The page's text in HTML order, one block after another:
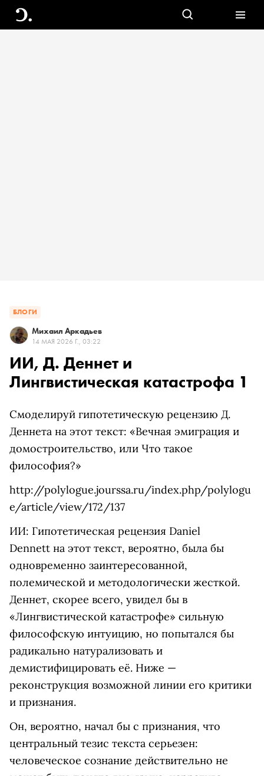
БЛОГИ
Михаил Аркадьев
14 МАЯ 2026 Г., 03:22
ИИ, Д. Деннет и
Лингвистическая катастрофа 1
Смоделируй гипотетическую рецензию Д.
Деннета на этот текст: «Вечная эмиграция и
домостроительство, или Что такое
философия?»
http://polylogue.jourssa.ru/index.php/polylogu
e/article/view/172/137
ИИ: Гипотетическая рецензия Daniel
Dennett на этот текст, вероятно, была бы
одновременно заинтересованной,
полемической и методологически жесткой.
Деннет, скорее всего, увидел бы в
«Лингвистической катастрофе» сильную
философскую интуицию, но попытался бы
радикально натурализовать и
демистифицировать её. Ниже —
реконструкция возможной линии его критики
и признания.
Он, вероятно, начал бы с признания, что
центральный тезис текста серьезен:
человеческое сознание действительно не